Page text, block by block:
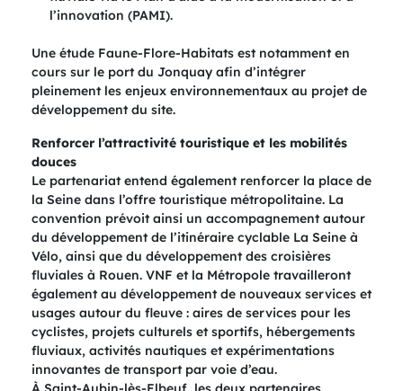
l’innovation (PAMI).
Une étude Faune-Flore-Habitats est notamment en
cours sur le port du Jonquay afin d’intégrer
pleinement les enjeux environnementaux au projet de
développement du site.
Renforcer l’attractivité touristique et les mobilités
douces
Le partenariat entend également renforcer la place de
la Seine dans l’offre touristique métropolitaine. La
convention prévoit ainsi un accompagnement autour
du développement de l’itinéraire cyclable La Seine à
Vélo, ainsi que du développement des croisières
fluviales à Rouen. VNF et la Métropole travailleront
également au développement de nouveaux services et
usages autour du fleuve : aires de services pour les
cyclistes, projets culturels et sportifs, hébergements
fluviaux, activités nautiques et expérimentations
innovantes de transport par voie d’eau.